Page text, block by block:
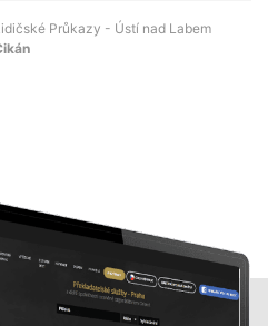
Průkazy - Ústí nad Labem